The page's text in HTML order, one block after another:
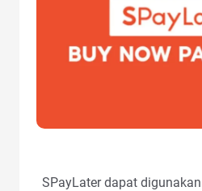
SPayLater dapat